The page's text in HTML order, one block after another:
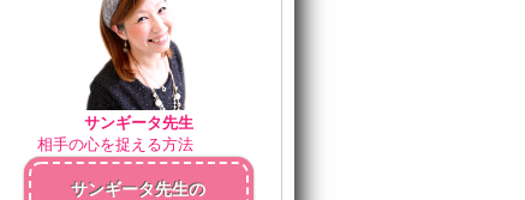
サンギータ先生
相手の心を捉える方法
サンギータ先生の